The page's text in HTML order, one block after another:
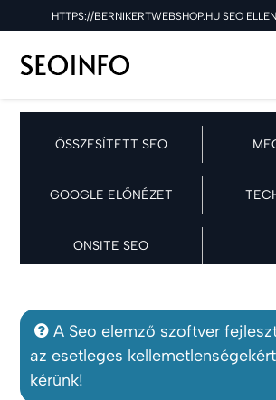
ÖSSZESÍTETT SEO
GOOGLE ELŐNÉZET
ONSITE SEO
A Seo elemző szoftver
az esetleges
kérünk!